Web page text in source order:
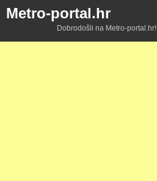
Metro-portal.hr
Dobrodošli na Metro-portal.hr!